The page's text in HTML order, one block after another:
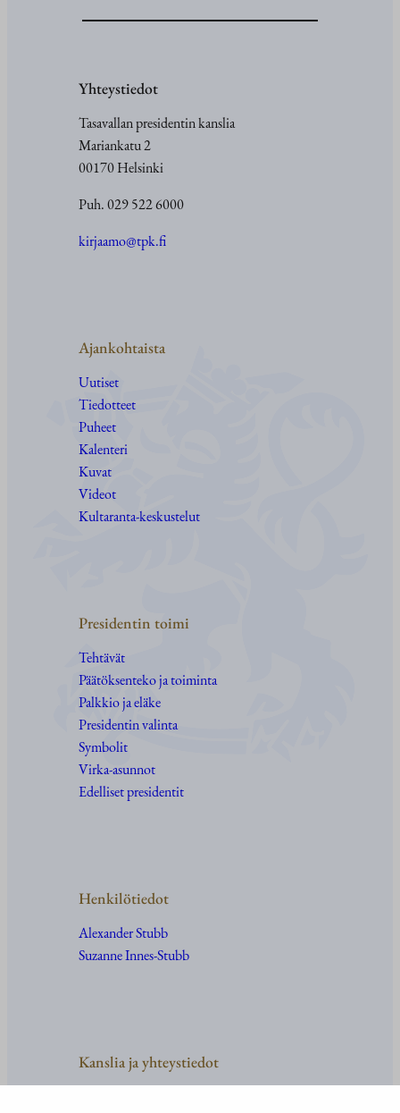
Yhteystiedot
Tasavallan presidentin kanslia
Mariankatu 2
00170 Helsinki
Puh. 029 522 6000
kirjaamo@tpk.fi
Ajankohtaista
Uutiset
Tiedotteet
Puheet
Kalenteri
Kuvat
Videot
Kultaranta-keskustelut
Presidentin toimi
Tehtävät
Päätöksenteko ja toiminta
Palkkio ja eläke
Presidentin valinta
Symbolit
Virka-asunnot
Edelliset presidentit
Henkilötiedot
Alexander Stubb
Suzanne Innes-Stubb
Kanslia ja yhteystiedot